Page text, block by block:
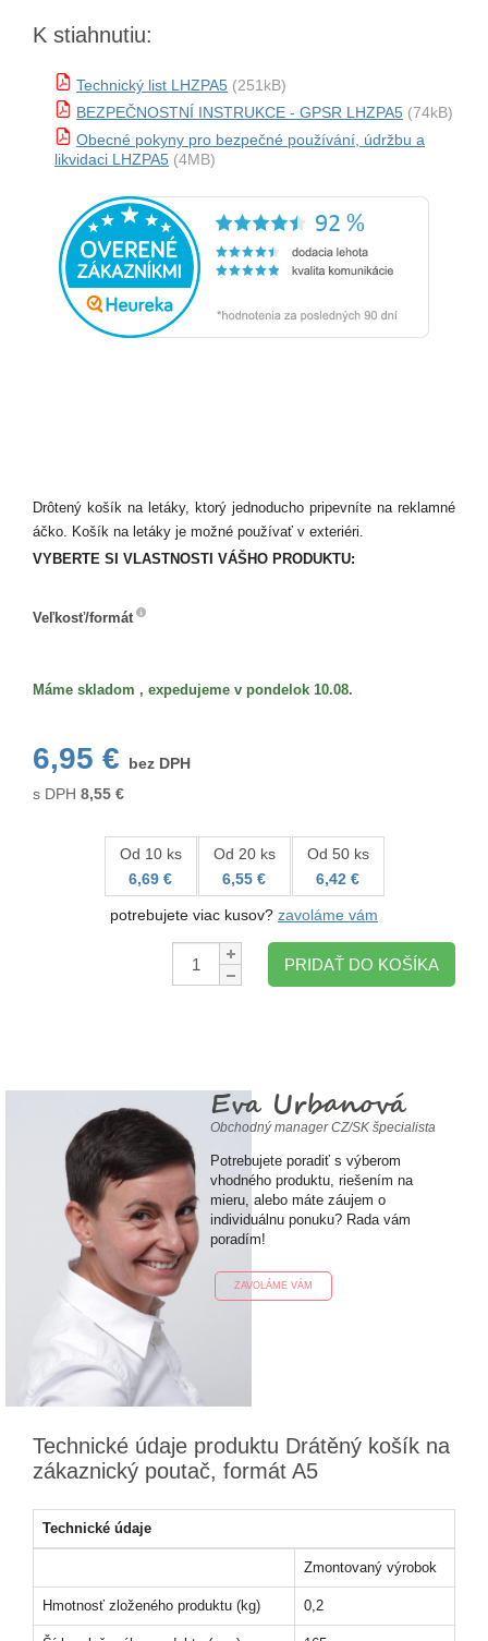
K stiahnutiu:
Technický list LHZPA5 (251kB)
BEZPEČNOSTNÍ INSTRUKCE - GPSR LHZPA5 (74kB)
Obecné pokyny pro bezpečné používání, údržbu a
likvidaci LHZPA5 (4MB)
Drôtený košík na letáky, ktorý jednoducho pripevníte na reklamné
áčko. Košík na letáky je možné používať v exteriéri.
VYBERTE SI VLASTNOSTI VÁŠHO PRODUKTU:
Veľkosť/formát
Máme skladom , expedujeme v pondelok 10.08.
6,95 €
bez DPH
s DPH 8,55 €
Od 10 ks
6,69 €
Od 20 ks
6,55 €
Od 50 ks
6,42 €
potrebujete viac kusov? zavoláme vám
Množstvo:
PRIDAŤ DO KOŠÍKA
Eva Urbanová
Obchodný manager CZ/SK špecialista
Potrebujete poradiť s výberom
vhodného produktu, riešením na
mieru, alebo máte záujem o
individuálnu ponuku? Rada vám
poradím!
ZAVOLÁME VÁM
Technické údaje produktu Drátěný košík na
zákaznický poutač, formát A5
Technické údaje
Zmontovaný výrobok
Hmotnosť zloženého produktu (kg) 0,2